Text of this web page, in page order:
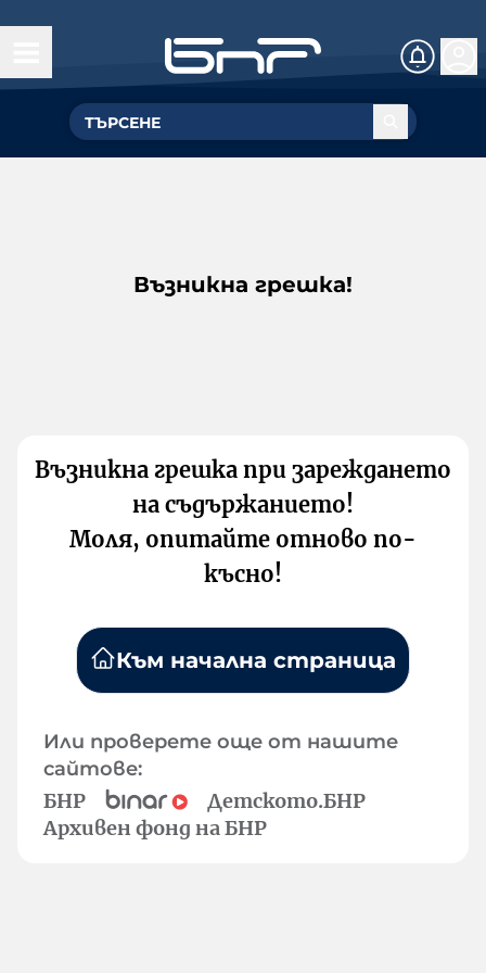
Възникна грешка!
Възникна грешка при зареждането
на съдържанието!
Моля, опитайте отново по-
късно!
Към начална страница
Или проверете още от нашите
сайтове:
БНР
Детското.БНР
Архивен фонд на БНР